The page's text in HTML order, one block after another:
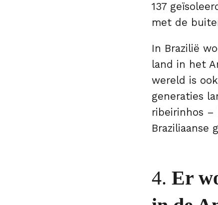
137
met de
In Brazilië
land in het
wereld is
generaties
ribeirinhos –
Braziliaanse
4. Er